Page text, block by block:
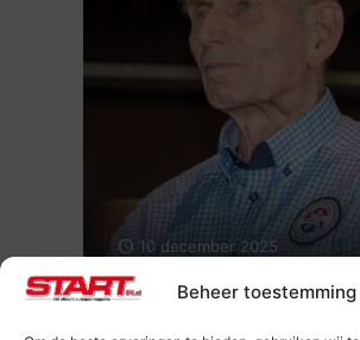
Beheer toestemming
10 december 2025
Elektrisch racen (Column Huub
Vermeulen)